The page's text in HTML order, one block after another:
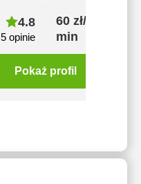
4.8
5 opinie
60 zł/60
min
Pokaż profil